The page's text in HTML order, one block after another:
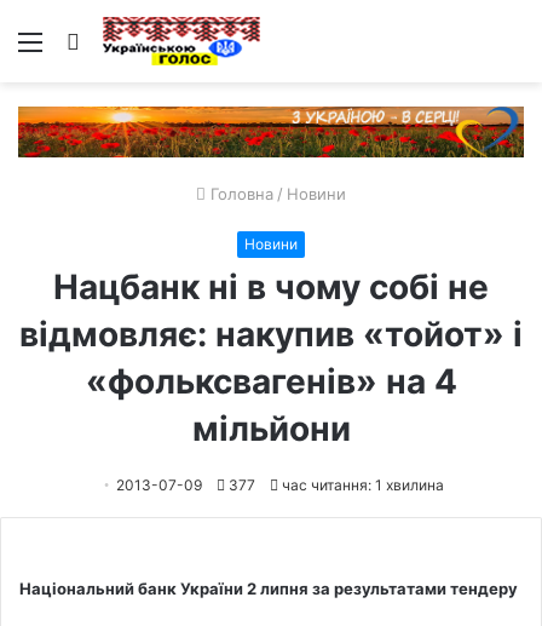
Меню Пошук
Головна / Новини
Новини
Нацбанк ні в чому собі не
відмовляє: накупив «тойот» і
«фольксвагенів» на 4
мільйони
2013-07-09 377 час читання: 1 хвилина
Національний банк України 2 липня за результатами тендеру